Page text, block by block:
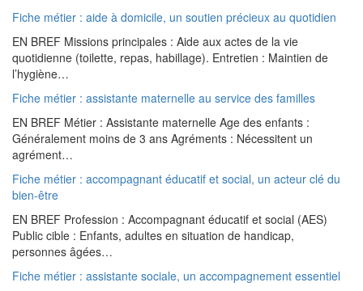
Fiche métier : aide à domicile, un soutien précieux au quotidien
EN BREF Missions principales : Aide aux actes de la vie
quotidienne (toilette, repas, habillage). Entretien : Maintien de
l’hygiène…
Fiche métier : assistante maternelle au service des familles
EN BREF Métier : Assistante maternelle Age des enfants :
Généralement moins de 3 ans Agréments : Nécessitent un
agrément…
Fiche métier : accompagnant éducatif et social, un acteur clé du
bien-être
EN BREF Profession : Accompagnant éducatif et social (AES)
Public cible : Enfants, adultes en situation de handicap,
personnes âgées…
Fiche métier : assistante sociale, un accompagnement essentiel